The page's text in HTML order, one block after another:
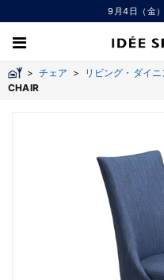
9月4日（金
> チェア > リビング・ダイ
CHAIR